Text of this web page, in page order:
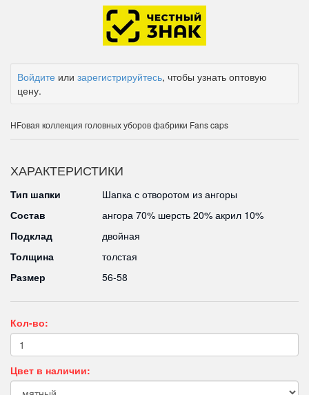
Войдите или зарегистрируйтесь, чтобы узнать оптовую
цену.
НFовая коллекция головных уборов фабрики Fans caps
ХАРАКТЕРИСТИКИ
Тип шапки
Шапка с отворотом из ангоры
Состав
ангора 70% шерсть 20% акрил 10%
Подклад
двойная
Толщина
толстая
Размер
56-58
Кол-во:
Цвет в наличии: